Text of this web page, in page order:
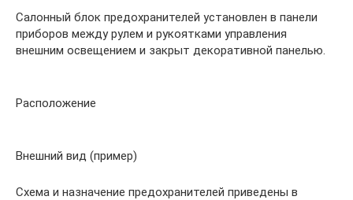
Салонный блок предохранителей установлен в панели
приборов между рулем и рукоятками управления
внешним освещением и закрыт декоративной панелью.
Расположение
Внешний вид (пример)
Схема и назначение предохранителей приведены в